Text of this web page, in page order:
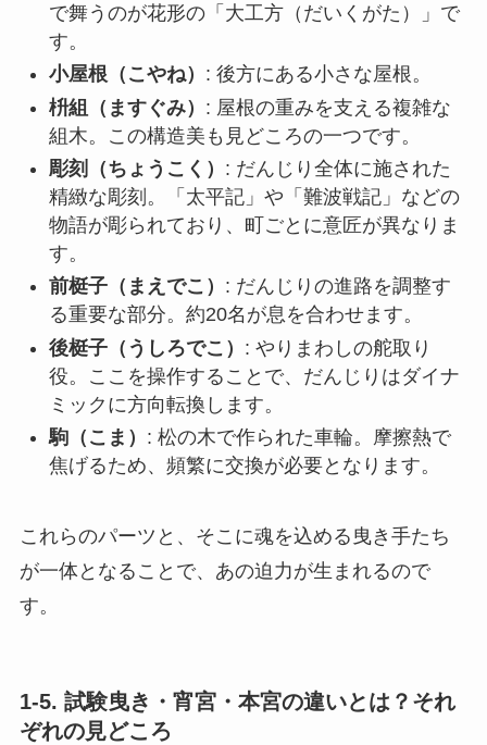
で舞うのが花形の「大工方（だいくがた）」で
す。
小屋根（こやね） : 後方にある小さな屋根。
枡組（ますぐみ） : 屋根の重みを支える複雑な
組木。この構造美も見どころの一つです。
彫刻（ちょうこく） : だんじり全体に施された
精緻な彫刻。「太平記」や「難波戦記」などの
物語が彫られており、町ごとに意匠が異なりま
す。
前梃子（まえでこ） : だんじりの進路を調整す
る重要な部分。約20名が息を合わせます。
後梃子（うしろでこ） : やりまわしの舵取り
役。ここを操作することで、だんじりはダイナ
ミックに方向転換します。
駒（こま） : 松の木で作られた車輪。摩擦熱で
焦げるため、頻繁に交換が必要となります。
これらのパーツと、そこに魂を込める曳き手たち
が一体となることで、あの迫力が生まれるので
す。
1-5. 試験曳き・宵宮・本宮の違いとは？それ
ぞれの見どころ